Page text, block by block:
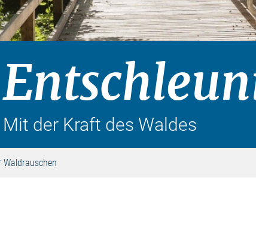
Mit der Kraft des Waldes
Waldrauschen